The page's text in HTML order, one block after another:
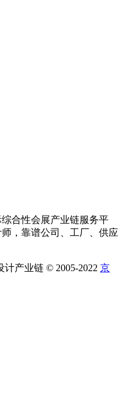
合性会展产业链服务平
，靠谱公司、工厂、供应
计产业链 © 2005-2022 京